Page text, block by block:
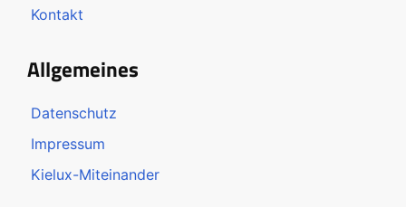
Kontakt
Allgemeines
Datenschutz
Impressum
Kielux-Miteinander